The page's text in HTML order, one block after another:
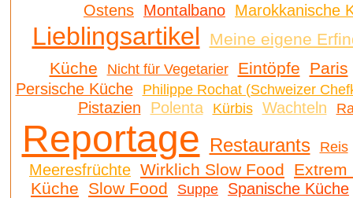
Ostens Montalbano Marokkanische
Lieblingsartikel
Meine eigene
Küche
Nicht für Vegetarier Eintöpfe Paris
Persische Küche Philippe Rochat (Schweizer
Pistazien Polenta Kürbis Wachteln
Reportage Restaurants Reis
Meeresfrüchte Wirklich Slow Food
Extrem
Küche
Slow Food Suppe
Spanische Küche